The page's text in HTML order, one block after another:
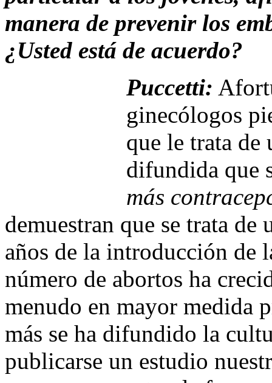
manera de prevenir los
¿Usted está de acuerdo?
Puccetti:
ginecólogos
que le trata de
difundida que
más
demuestran que se trata de
años de la introducción de
número de abortos ha
menudo en mayor medida
más se ha difundido la
publicarse un estudio